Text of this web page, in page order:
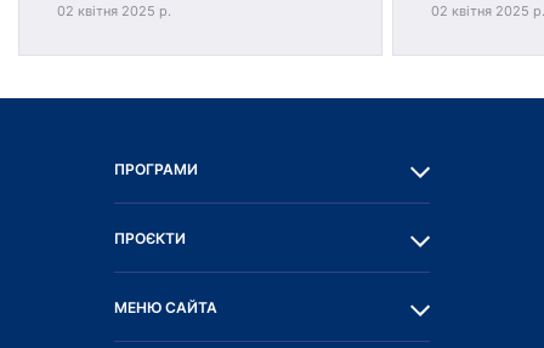
02 квітня 2025 р. 02 квітня 2025 р.
ПРОГРАМИ
ПРОЄКТИ
МЕНЮ САЙТА